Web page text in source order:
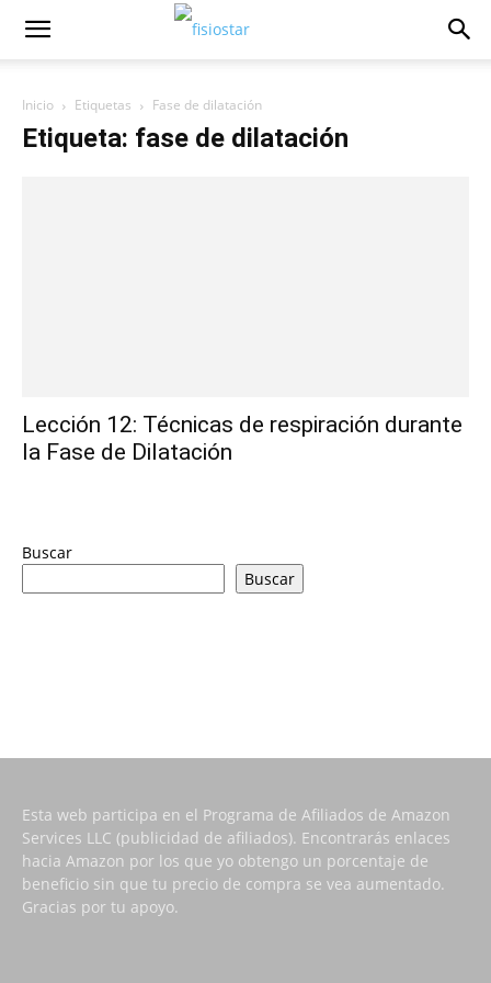
Inicio Etiquetas Fase de dilatación
Etiqueta: fase de dilatación
Lección 12: Técnicas de respiración durante
la Fase de Dilatación
Buscar
Buscar
Esta web participa en el Programa de Afiliados de Amazon
Services LLC (publicidad de afiliados). Encontrarás enlaces
hacia Amazon por los que yo obtengo un porcentaje de
beneficio sin que tu precio de compra se vea aumentado.
Gracias por tu apoyo.